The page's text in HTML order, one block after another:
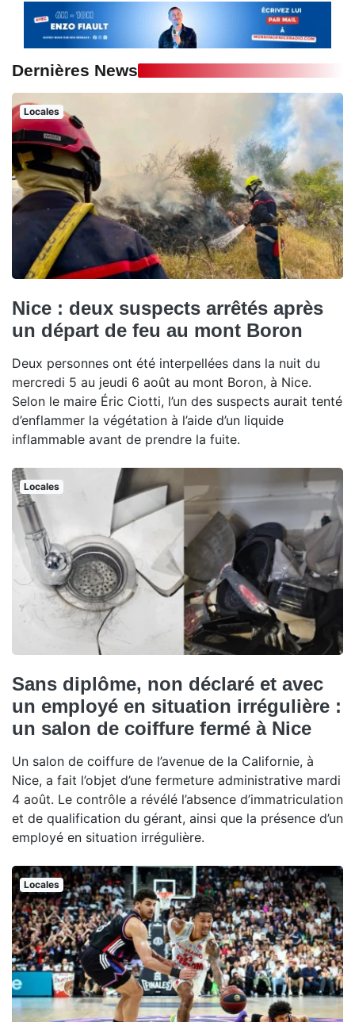
Dernières News
Locales
Nice : deux suspects arrêtés après
un départ de feu au mont Boron
Deux personnes ont été interpellées dans la nuit du
mercredi 5 au jeudi 6 août au mont Boron, à Nice.
Selon le maire Éric Ciotti, l’un des suspects aurait tenté
d’enflammer la végétation à l’aide d’un liquide
inflammable avant de prendre la fuite.
Locales
Sans diplôme, non déclaré et avec
un employé en situation irrégulière :
un salon de coiffure fermé à Nice
Un salon de coiffure de l’avenue de la Californie, à
Nice, a fait l’objet d’une fermeture administrative mardi
4 août. Le contrôle a révélé l’absence d’immatriculation
et de qualification du gérant, ainsi que la présence d’un
employé en situation irrégulière.
Locales